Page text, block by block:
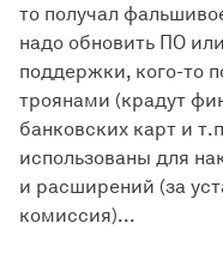
то получал
надо обновить ПО
поддержки, кого-то
троянами (крадут
банковских карт и
использованы для
и расширений (за
комиссия)...